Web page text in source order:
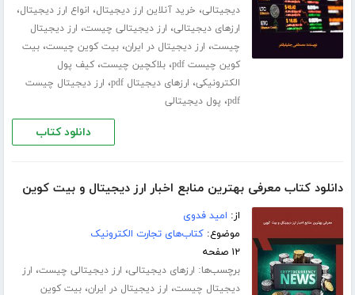
دیجیتالی، خرید آنلاین ارز دیجیتال، انواع ارز دیجیتال،
ارزهای دیجیتالی، ارز دیجیتالی چیست، ارز دیجیتال
چیست، ارز دیجیتال در ایران،بیت کوین چیست،بیت
کوین چیست pdf
،بلاکچین چیست،کیف پول
الکترونیکی، ارزهای دیجیتال pdf ، ارز دیجیتال چیست
pdf، پول دیجیتالی
دانلود کتاب
دانلود کتاب معرفی بهترین منابع اخبار ارز دیجیتال و بیت کوین
از: امید فدوی
موضوع:کتاب‌های تجارت الکترونیک
۱۲ صفحه
برچسب‌ها: ارزهای دیجیتالی، ارز دیجیتالی چیست، ارز
دیجیتال چیست، ارز دیجیتال در ایران،بیت کوین